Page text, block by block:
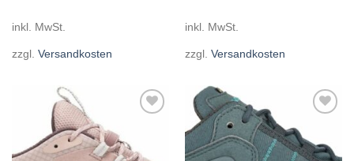
inkl. MwSt.
zzgl. Versandkosten
inkl. MwSt.
zzgl. Versandkosten
wishlist